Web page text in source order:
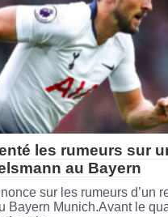
les rumeurs sur
au Bayern
sur les rumeurs d’un
Bayern Munich.Avant le